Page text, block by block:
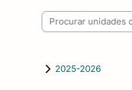
Procurar unidades
2025-2026